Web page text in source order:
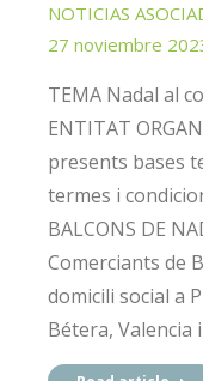
NOTICIAS
27 noviembre
TEMA Nadal al
ENTITAT
presents bases
termes i
BALCONS DE
Comerciants de
domicili social a
Bétera, Valencia